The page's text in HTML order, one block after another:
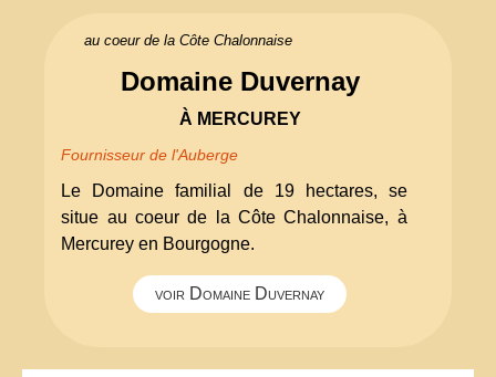
Domaine Duvernay
À MERCUREY
Fournisseur de l'Auberge
Le Domaine familial de 19 hectares, se
situe au coeur de la Côte Chalonnaise, à
Mercurey en Bourgogne.
voir Domaine Duvernay
au coeur de la Côte Chalonnaise